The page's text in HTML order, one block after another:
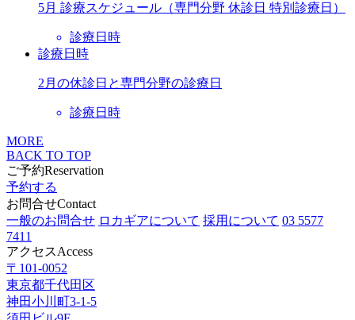
5月 診療スケジュール（専門分野 休診日 特別診療日）
診療日時
診療日時
2月の休診日と専門分野の診療日
診療日時
MORE
BACK TO TOP
ご予約Reservation
予約する
お問合せContact
一般のお問合せ ロカギアについて 採用について 03 5577
7411
アクセスAccess
〒101-0052
東京都千代田区
神田小川町3-1-5